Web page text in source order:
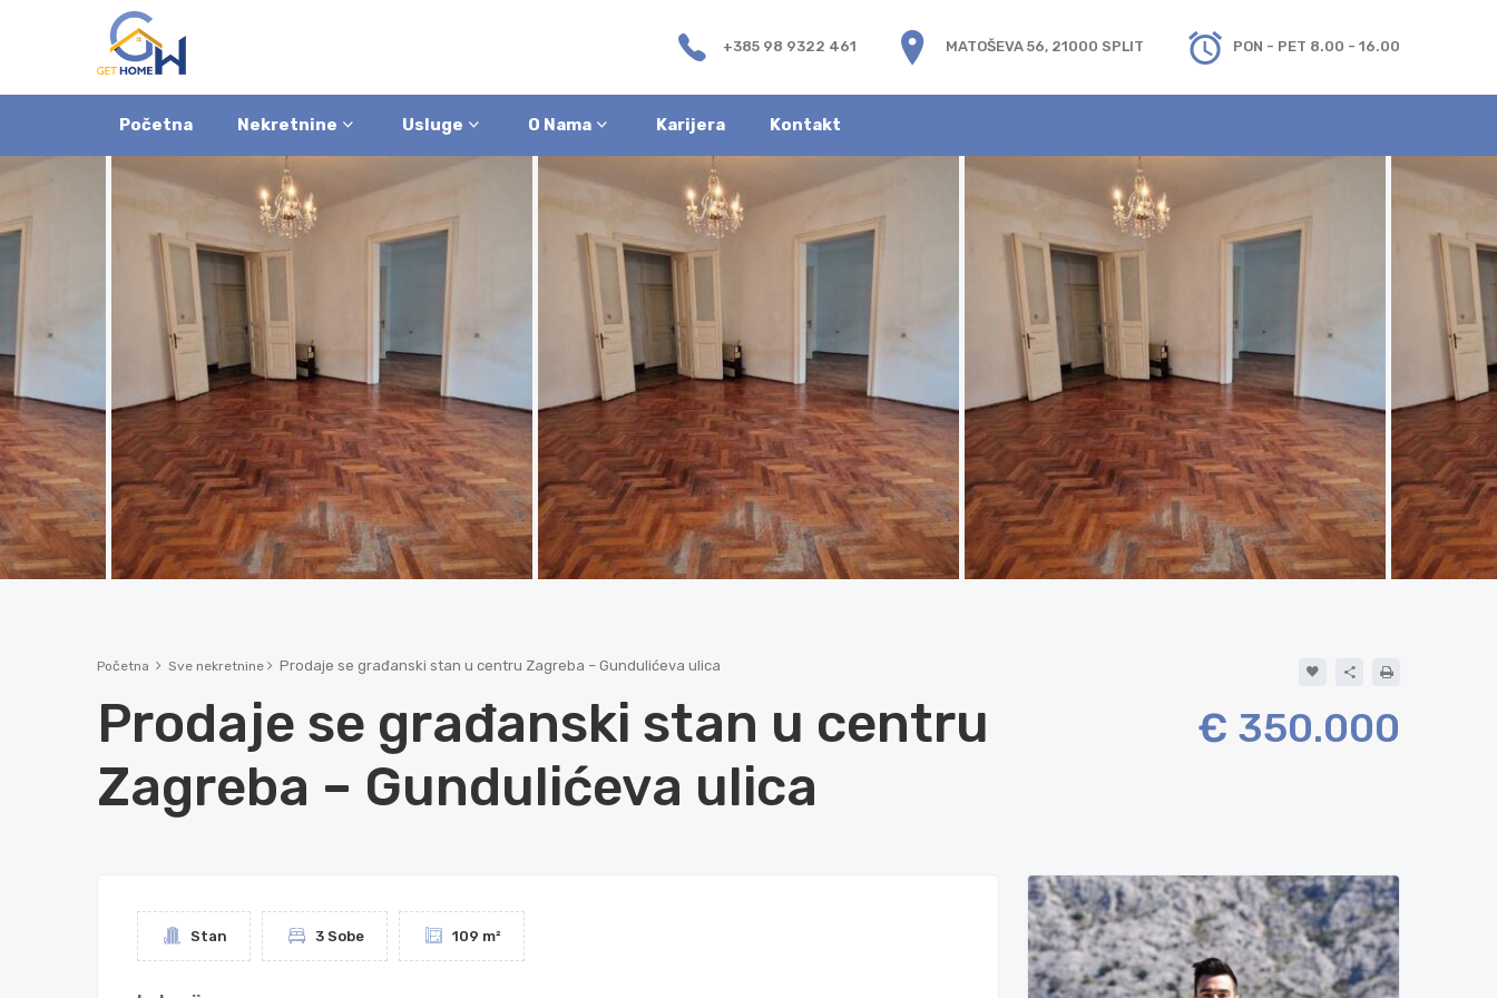
+385 98 9322 461 MATOŠEVA 56, 21000 SPLIT PON - PET 8.00 - 16.00
Početna Nekretnine Usluge O Nama Karijera Kontakt
Početna Sve nekretnine Prodaje se građanski stan u centru Zagreba – Gundulićeva ulica
Prodaje se građanski stan u centru
Zagreba – Gundulićeva ulica
€ 350.000
Stan 3 Sobe 109 m²